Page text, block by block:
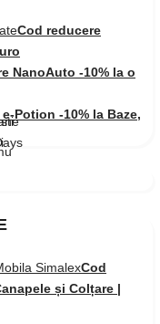
Cod reducere
NanoAuto -10% la o
Potion -10% la Baze,
Cod
și Colțare |